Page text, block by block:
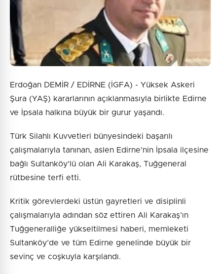
Erdoğan DEMİR / EDİRNE (İGFA) - Yüksek Askeri
Şura (YAŞ) kararlarının açıklanmasıyla birlikte Edirne
ve İpsala halkına büyük bir gurur yaşandı.
Türk Silahlı Kuvvetleri bünyesindeki başarılı
çalışmalarıyla tanınan, aslen Edirne’nin İpsala ilçesine
bağlı Sultanköy’lü olan Ali Karakaş, Tuğgeneral
rütbesine terfi etti.
Kritik görevlerdeki üstün gayretleri ve disiplinli
çalışmalarıyla adından söz ettiren Ali Karakaş’ın
Tuğgeneralliğe yükseltilmesi haberi, memleketi
Sultanköy’de ve tüm Edirne genelinde büyük bir
sevinç ve coşkuyla karşılandı.